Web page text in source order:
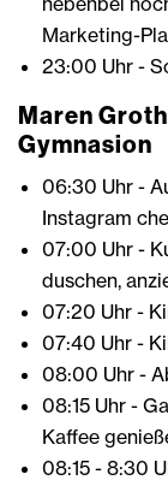
Marketing-
23:00 Uhr -
Maren
Gymnasion
06:30 Uhr -
Instagram
07:00 Uhr -
duschen,
07:20 Uhr -
07:40 Uhr -
08:00 Uhr -
08:15 Uhr -
Kaffee
08:15 - 8:30